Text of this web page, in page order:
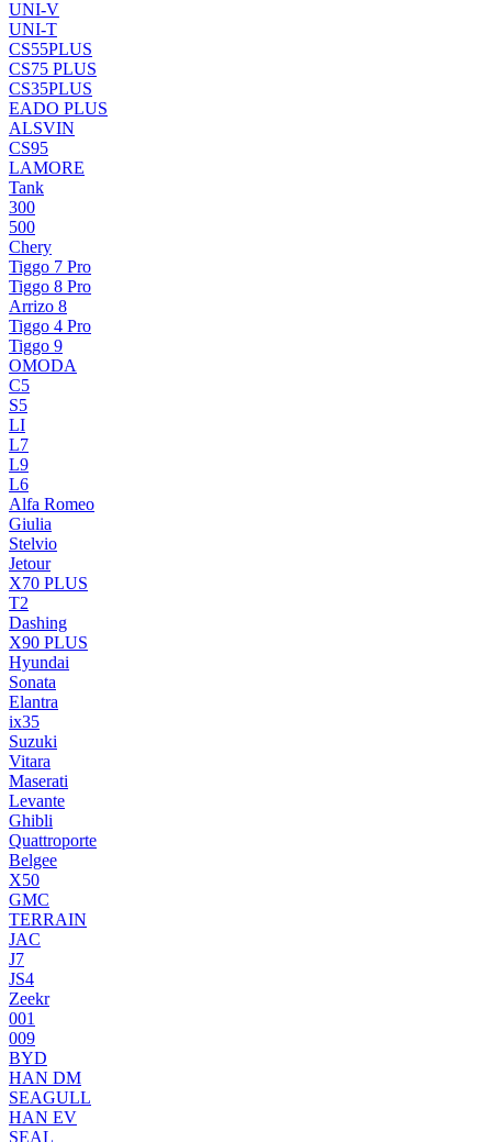
UNI-V
UNI-T
CS55PLUS
CS75 PLUS
CS35PLUS
EADO PLUS
ALSVIN
CS95
LAMORE
Tank
300
500
Chery
Tiggo 7 Pro
Tiggo 8 Pro
Arrizo 8
Tiggo 4 Pro
Tiggo 9
OMODA
C5
S5
LI
L7
L9
L6
Alfa Romeo
Giulia
Stelvio
Jetour
X70 PLUS
T2
Dashing
X90 PLUS
Hyundai
Sonata
Elantra
ix35
Suzuki
Vitara
Maserati
Levante
Ghibli
Quattroporte
Belgee
X50
GMC
TERRAIN
JAC
J7
JS4
Zeekr
001
009
BYD
HAN DM
SEAGULL
HAN EV
SEAL